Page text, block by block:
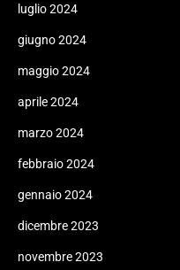
luglio 2024
giugno 2024
maggio 2024
aprile 2024
marzo 2024
febbraio 2024
gennaio 2024
dicembre 2023
novembre 2023